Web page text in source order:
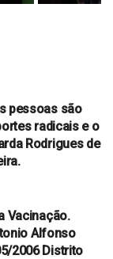
pessoas são
radicais e o
Rodrigues de
Vacinação.
Alfonso
2006 Distrito